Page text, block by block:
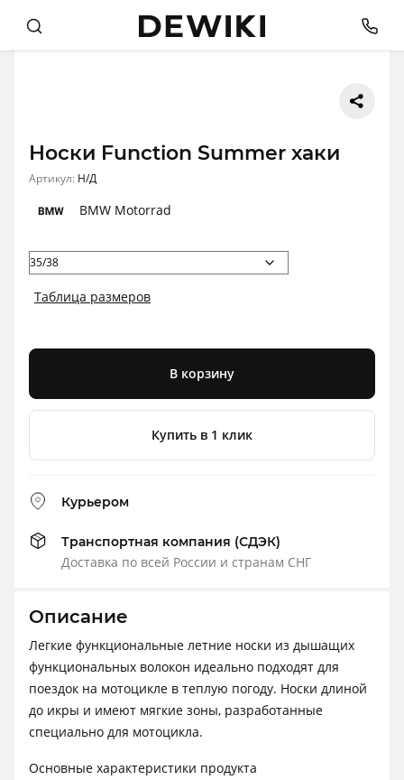
Носки Function Summer хаки
Артикул: Н/Д
BMW Motorrad
Таблица размеров
В корзину
Купить в 1 клик
Курьером
Транспортная компания (СДЭК)
Доставка по всей России и странам СНГ
Описание
Легкие функциональные летние носки из дышащих
функциональных волокон идеально подходят для
поездок на мотоцикле в теплую погоду. Носки длиной
до икры и имеют мягкие зоны, разработанные
специально для мотоцикла.
Основные характеристики продукта